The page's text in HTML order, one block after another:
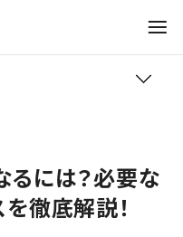
るには？必要な
徹底解説！